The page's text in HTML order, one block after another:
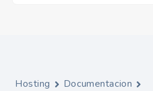
Hosting
Documentacion